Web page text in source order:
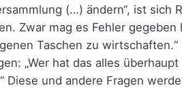
(…) ändern“, ist sich
Zwar mag es Fehler gegeben
Taschen zu
„Wer hat das alles
Diese und andere Fragen